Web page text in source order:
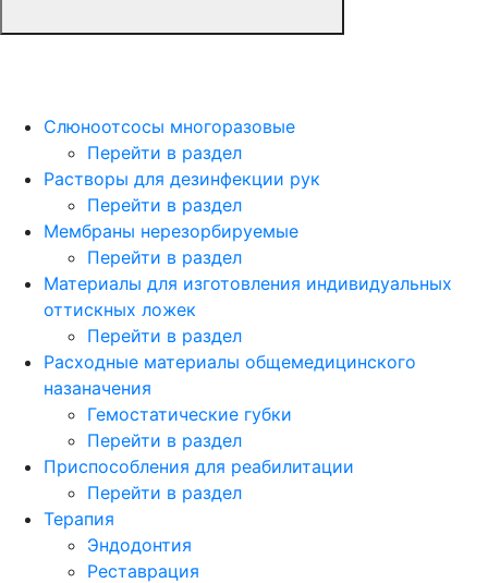
Слюноотсосы многоразовые
Перейти в раздел
Растворы для дезинфекции рук
Перейти в раздел
Мембраны нерезорбируемые
Перейти в раздел
Материалы для изготовления индивидуальных
оттискных ложек
Перейти в раздел
Расходные материалы общемедицинского
назаначения
Гемостатические губки
Перейти в раздел
Приспособления для реабилитации
Перейти в раздел
Терапия
Эндодонтия
Реставрация